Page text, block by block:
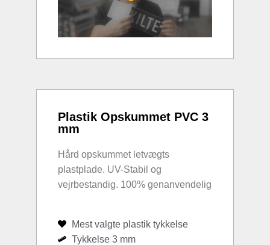
Plastik Opskummet PVC 3
mm
Hård opskummet letvægts
plastplade. UV-Stabil og
vejrbestandig. 100% genanvendelig
Mest valgte plastik tykkelse
Tykkelse 3 mm